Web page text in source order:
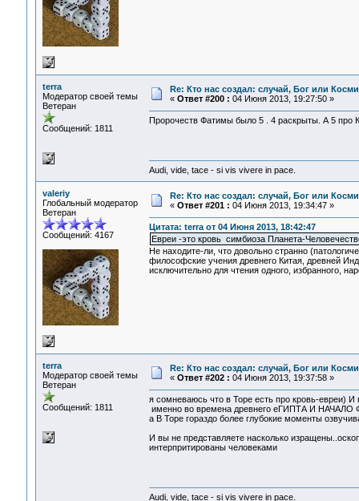
terra
Модератор своей темы
Ветеран
Сообщений: 1811
Re: Кто нас создал: случай, Бог или
« Ответ #200 : 04 Июня 2013, 19:27:50 »
Пророчеств Фатимы было 5 . 4 раскрыты. А 5 про
Audi, vide, tace - si vis vivere in pace.
valeriy
Глобальный модератор
Ветеран
Сообщений: 4167
Re: Кто нас создал: случай, Бог или
« Ответ #201 : 04 Июня 2013, 19:34:47 »
Цитата: terra от 04 Июня 2013, 18:42:47
Евреи -это кровь симбиоза Планета-
Не находите-ли, что довольно странно
философские учения древнего Китая, древней
исключительно для чтения одного, избранного,
terra
Модератор своей темы
Ветеран
Сообщений: 1811
Re: Кто нас создал: случай, Бог или
« Ответ #202 : 04 Июня 2013, 19:37:58 »
я сомневаюсь что в Торе есть про кровь-евреи)
именно во времена древнего еГИПТА И
а В Торе гораздо более глубокие моменты
И вы не представляете насколько
интерпритированы человеками
Audi, vide, tace - si vis vivere in pace.